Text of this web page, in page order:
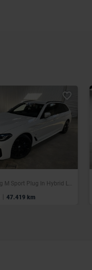
530e Touring M Sport Plug In Hybrid Laser ACC Trekhaak
| 47.419 km